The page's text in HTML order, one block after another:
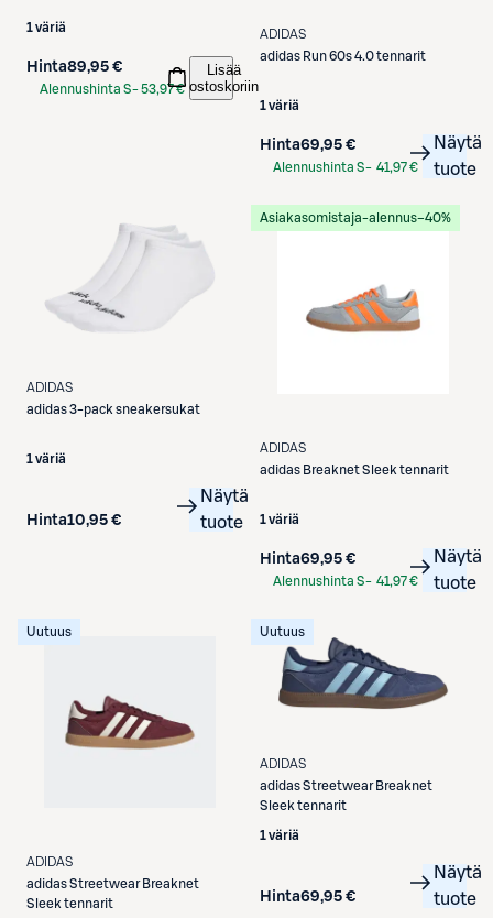
1 väriä
Hinta89,95 €
Alennushinta S-53,97 €
Lisää
ostoskoriin
ADIDAS
adidas Run 60s 4.0 tennarit
1 väriä
Hinta69,95 €
Alennushinta S- 41,97 €
Näytä
tuote
ADIDAS
adidas3-pack sneakersukat
1 väriä
Hinta10,95 €
Näytä
tuote
Asiakasomistaja-alennus−40%
ADIDAS
adidas Breaknet Sleek tennarit
1 väriä
Hinta69,95 €
Alennushinta S- 41,97 €
Näytä
tuote
Uutuus
ADIDAS
adidasStreetwear Breaknet
Sleek tennarit
Uutuus
ADIDAS
adidasStreetwear Breaknet
Sleek tennarit
1 väriä
Hinta69,95 €
Näytä
tuote